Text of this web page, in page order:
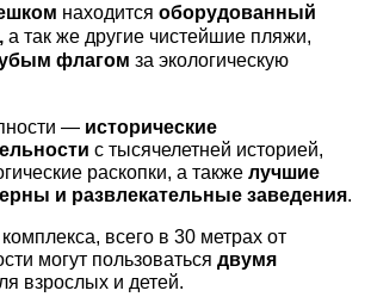
находится оборудованный
а так же другие чистейшие пляжи,
флагом за экологическую
— исторические
с тысячелетней историей,
раскопки, а также лучшие
и развлекательные заведения.
, всего в 30 метрах от
могут пользоваться двумя
взрослых и детей.